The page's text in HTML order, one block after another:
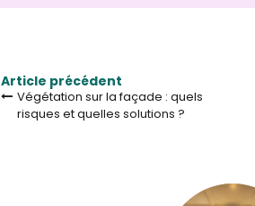
Article précédent
Végétation sur la façade : quels
risques et quelles solutions ?